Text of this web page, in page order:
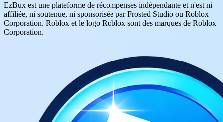
EzBux est une plateforme de récompenses indépendante et n'est ni
affiliée, ni soutenue, ni sponsorisée par Frosted Studio ou Roblox
Corporation. Roblox et le logo Roblox sont des marques de Roblox
Corporation.